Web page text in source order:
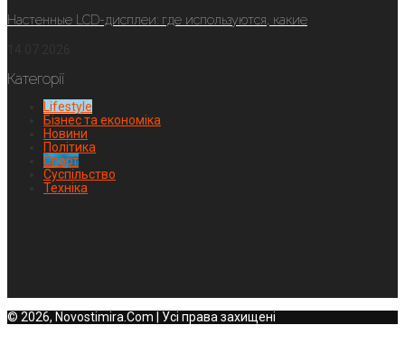
Настенные LCD-дисплеи: где используются, какие
Категорії
Lifestyle
Бізнес та економіка
Новини
Політика
Спорт
Суспільство
Техніка
© 2026, Novostimira.Com | Усі права захищені